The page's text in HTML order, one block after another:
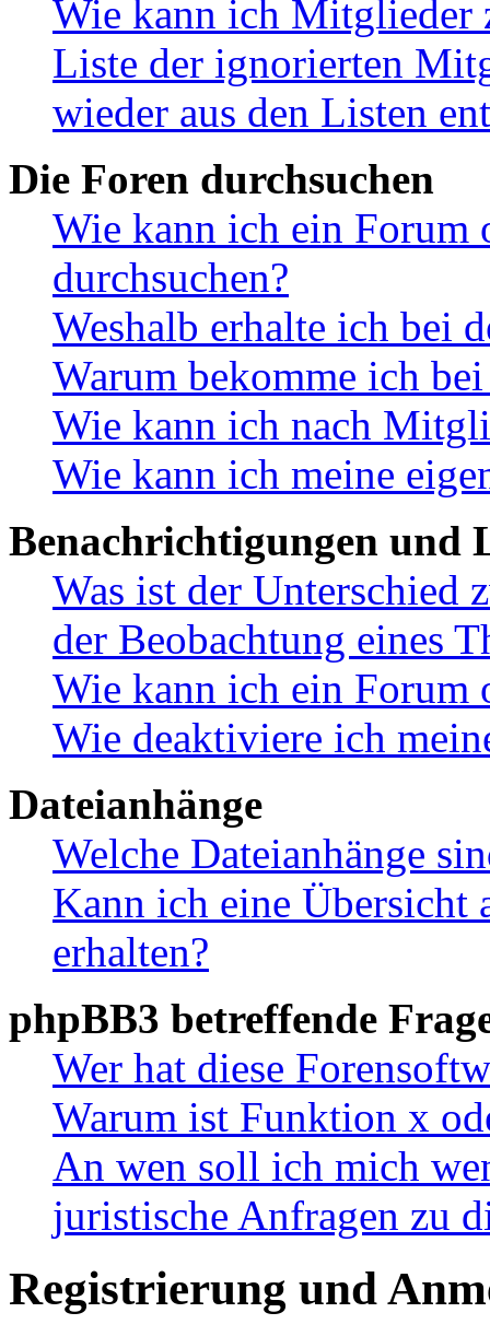
Wie kann ich Mitglieder
Liste der ignorierten
wieder aus den Listen
Die Foren durchsuchen
Wie kann ich ein Forum
durchsuchen?
Weshalb erhalte ich bei
Warum bekomme ich
Wie kann ich nach
Wie kann ich meine
Benachrichtigungen und
Was ist der Unterschied
der Beobachtung eines
Wie kann ich ein Forum
Wie deaktiviere ich
Dateianhänge
Welche Dateianhänge
Kann ich eine Übersicht
erhalten?
phpBB3 betreffende
Wer hat diese
Warum ist Funktion x
An wen soll ich mich
juristische Anfragen zu
Registrierung und